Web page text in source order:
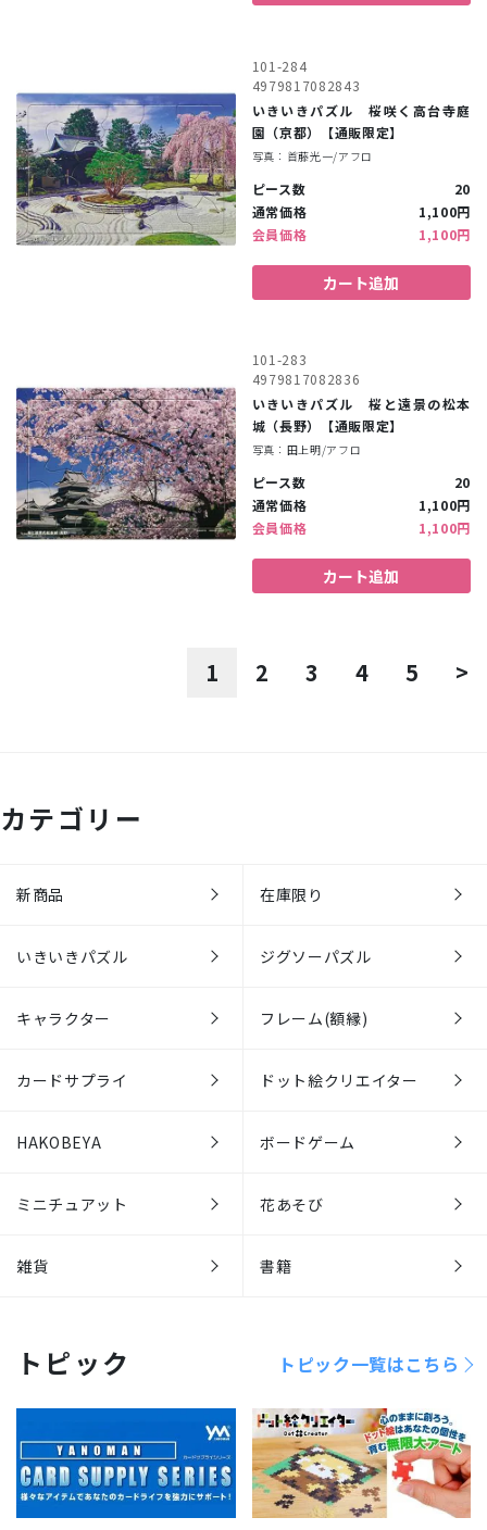
101-284
4979817082843
いきいきパズル 桜咲く高台寺庭
園（京都）【通販限定】
写真：首藤光一/アフロ
ピース数
20
通常価格
1,100円
会員価格
1,100円
カート追加
101-283
4979817082836
いきいきパズル 桜と遠景の松本
城（長野）【通販限定】
写真：田上明/アフロ
ピース数
20
通常価格
1,100円
会員価格
1,100円
カート追加
1 2 3 4 5 >
カテゴリー
新商品 在庫限り
いきいきパズル ジグソーパズル
キャラクター フレーム(額縁)
カードサプライ ドット絵クリエイター
HAKOBEYA ボードゲーム
ミニチュアット 花あそび
雑貨 書籍
トピック トピック一覧はこちら